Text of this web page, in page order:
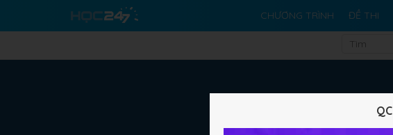
CHƯƠNG TRÌNH ĐỀ THI
QC